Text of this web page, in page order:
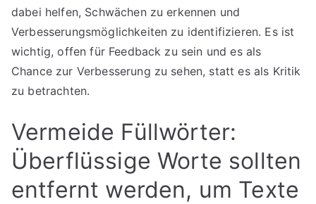
dabei helfen, Schwächen zu erkennen und
Verbesserungsmöglichkeiten zu identifizieren. Es ist
wichtig, offen für Feedback zu sein und es als
Chance zur Verbesserung zu sehen, statt es als Kritik
zu betrachten.
Vermeide Füllwörter:
Überflüssige Worte sollten
entfernt werden, um Texte